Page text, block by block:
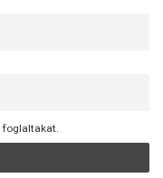
foglaltakat.